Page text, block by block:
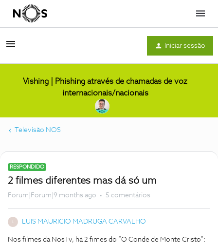
Menu
Iniciar sessão
Vishing | Phishing através de chamadas de voz
internacionais/nacionais
Televisão NOS
RESPONDIDO
2 filmes diferentes mas dá só um
Forum|Forum|9 months ago 5 comentários
LUIS MAURICIO MADRUGA CARVALHO
Nos filmes da NosTv, há 2 fimes do “O Conde de Monte Cristo”: